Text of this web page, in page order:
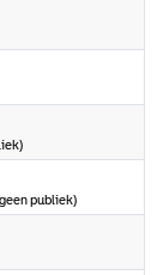
publiek)